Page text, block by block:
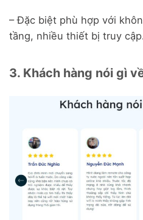
– Đặc biệt phù hợp với
tầng, nhiều thiết bị truy cập.
3. Khách hàng nói gì